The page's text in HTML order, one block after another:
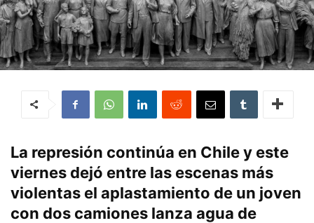
La represión continúa en Chile y este
viernes dejó entre las escenas más
violentas el aplastamiento de un joven
con dos camiones lanza agua de